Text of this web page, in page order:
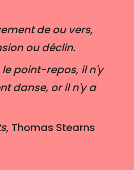
de ou vers,
ou déclin.
point-repos, il n'y
danse, or il n'y a
, Thomas Stearns